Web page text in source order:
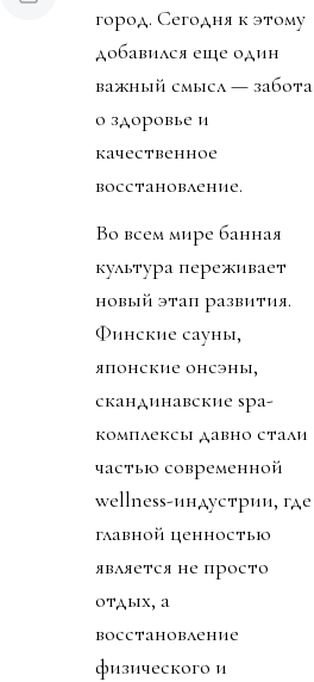
город. Сегодня к этому
добавился еще один
важный смысл — забота
о здоровье и
качественное
восстановление.
Во всем мире банная
культура переживает
новый этап развития.
Финские сауны,
японские онсэны,
скандинавские spa-
комплексы давно стали
частью современной
wellness-индустрии, где
главной ценностью
является не просто
отдых, а
восстановление
физического и